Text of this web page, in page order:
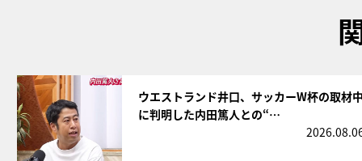
ウエストランド井口、サッカーW杯の取材
に判明した内田篤人との“…